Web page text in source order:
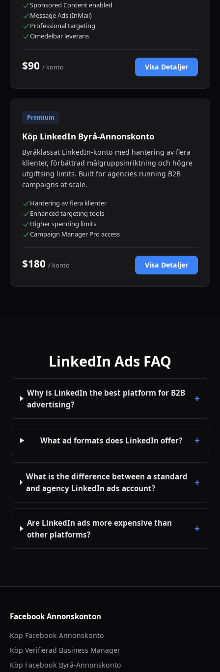
Sponsored Content enabled
Message Ads (InMail)
Professional targeting
Omedelbar leverans
$90 / konto Visa Detaljer
Premium
Köp LinkedIn Byrå-Annonskonto
Byråklassat LinkedIn-konto med hantering av flera
klienter, förbättrad målgruppsinriktning och högre
utgiftsing limits. Built for agencies running B2B
campaigns at scale.
Hantering av flera klienter
Enhanced targeting tools
Higher spending limits
Campaign Manager Pro access
$180 / konto Visa Detaljer
LinkedIn Ads FAQ
Why is LinkedIn the best platform for B2B
advertising?
What ad formats does LinkedIn offer?
What is the difference between a standard
and agency LinkedIn ads account?
Are LinkedIn ads more expensive than
other platforms?
Facebook Annonskonton
Köp Facebook Annonskonto
Köp Verifierad Business Manager
Köp Facebook Byrå-Annonskonto